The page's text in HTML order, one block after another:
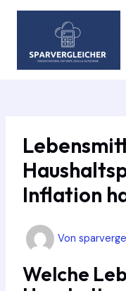
Zum
Inflation
Von
Welche